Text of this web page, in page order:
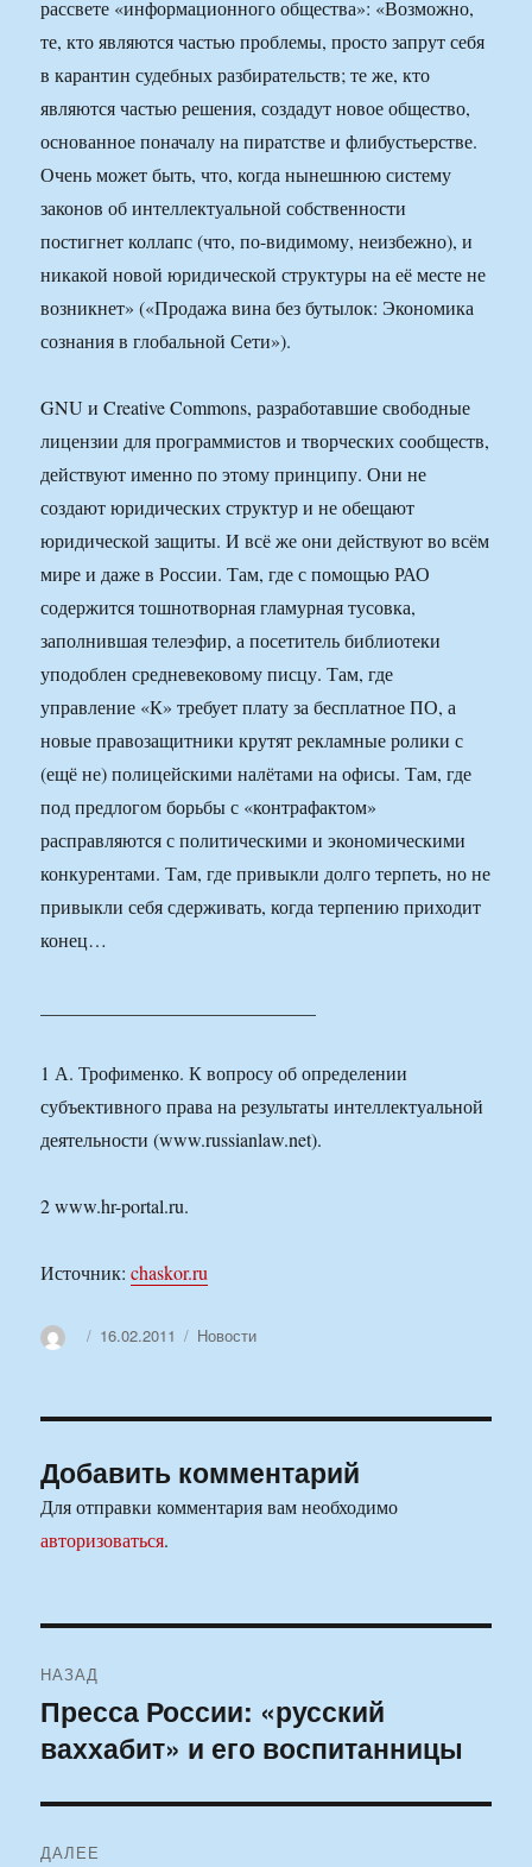
рассвете «информационного общества»: «Возможно,
те, кто являются частью проблемы, просто запрут себя
в карантин судебных разбирательств; те же, кто
являются частью решения, создадут новое общество,
основанное поначалу на пиратстве и флибустьерстве.
Очень может быть, что, когда нынешнюю систему
законов об интеллектуальной собственности
постигнет коллапс (что, по-видимому, неизбежно), и
никакой новой юридической структуры на её месте не
возникнет» («Продажа вина без бутылок: Экономика
сознания в глобальной Сети»).
GNU и Creative Commons, разработавшие свободные
лицензии для программистов и творческих сообществ,
действуют именно по этому принципу. Они не
создают юридических структур и не обещают
юридической защиты. И всё же они действуют во всём
мире и даже в России. Там, где с помощью РАО
содержится тошнотворная гламурная тусовка,
заполнившая телеэфир, а посетитель библиотеки
уподоблен средневековому писцу. Там, где
управление «К» требует плату за бесплатное ПО, а
новые правозащитники крутят рекламные ролики с
(ещё не) полицейскими налётами на офисы. Там, где
под предлогом борьбы с «контрафактом»
расправляются с политическими и экономическими
конкурентами. Там, где привыкли долго терпеть, но не
привыкли себя сдерживать, когда терпению приходит
конец…
1 А. Трофименко. К вопросу об определении
субъективного права на результаты интеллектуальной
деятельности (www.russianlaw.net).
2 www.hr-portal.ru.
Источник:chaskor.ru
АвторОпубликовано
16.02.2011 Рубрики
Новости
Добавить комментарий
Для отправки комментария вам необходимо
авторизоваться.
по
записям
НАЗАД
Предыдущая
запись:
Пресса России: «русский
ваххабит» и его воспитанницы
ДАЛЕЕ